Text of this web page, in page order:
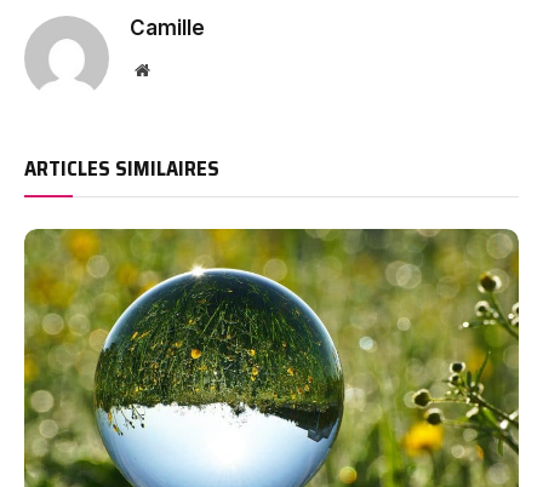
Camille
Website
ARTICLES SIMILAIRES